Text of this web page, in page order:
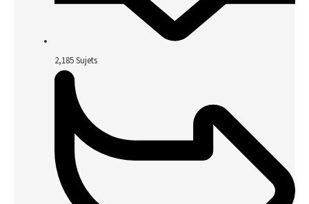
2,185Sujets